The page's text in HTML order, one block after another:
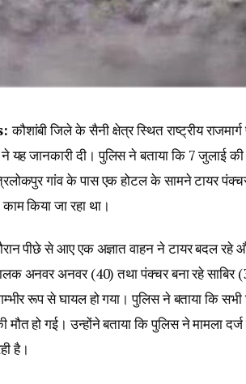
कौशांबी जिले के सैनी क्षेत्र स्थित राष्ट्रीय
यह जानकारी दी। पुलिस ने बताया कि 7 जुलाई की
गांव के पास एक होटल के सामने टायर
किया जा रहा था।
पीछे से आए एक अज्ञात वाहन ने टायर बदल
अनवर अनवर (40) तथा पंक्चर बना रहे
रूप से घायल हो गया। पुलिस ने बताया कि
मौत हो गई। उन्होंने बताया कि पुलिस ने मामला
है।